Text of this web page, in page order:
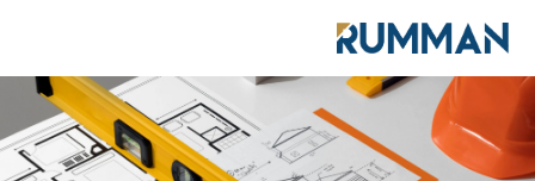
مشاركات المدونة